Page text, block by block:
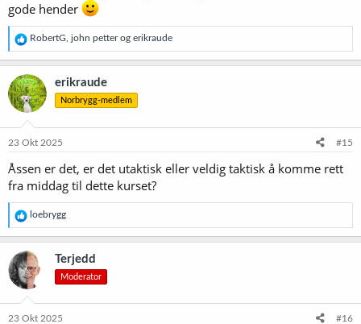
gode hender
R
e
a
k
s
j
o
e
:
RobertG john petterog erikraude
erikraude
Norbrygg-medlem
23 Okt 2025 #15
Åssen er det, er det utaktisk eller veldig taktisk å komme rett
fra middag til dette kurset?
R
e
a
k
s
j
o
e
loebrygg
Terjedd
Moderator
23 Okt 2025 #16